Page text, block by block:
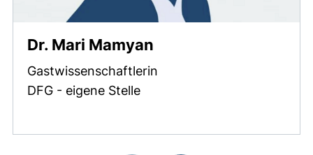
Dr. Mari Mamyan
Gastwissenschaftlerin
DFG - eigene Stelle